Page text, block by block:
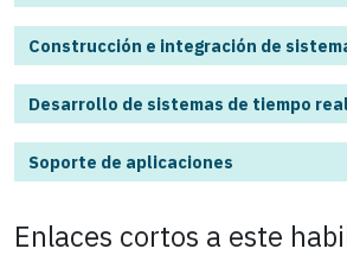
Construcción e integración de
Desarrollo de sistemas de tiempo
Soporte de aplicaciones
Enlaces cortos a este